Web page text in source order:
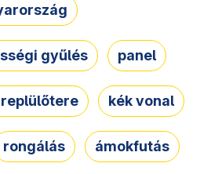
gyűlés panel
kék vonal
rongálás ámokfutás